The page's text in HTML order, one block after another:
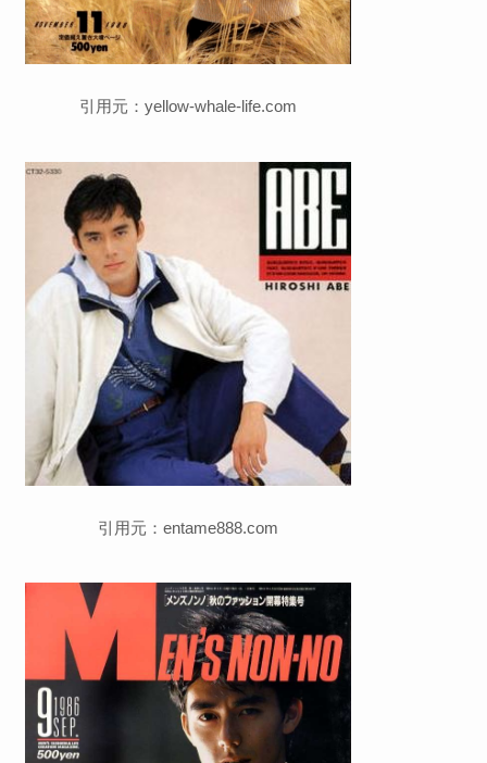
引用元：yellow-whale-life.com
引用元：entame888.com